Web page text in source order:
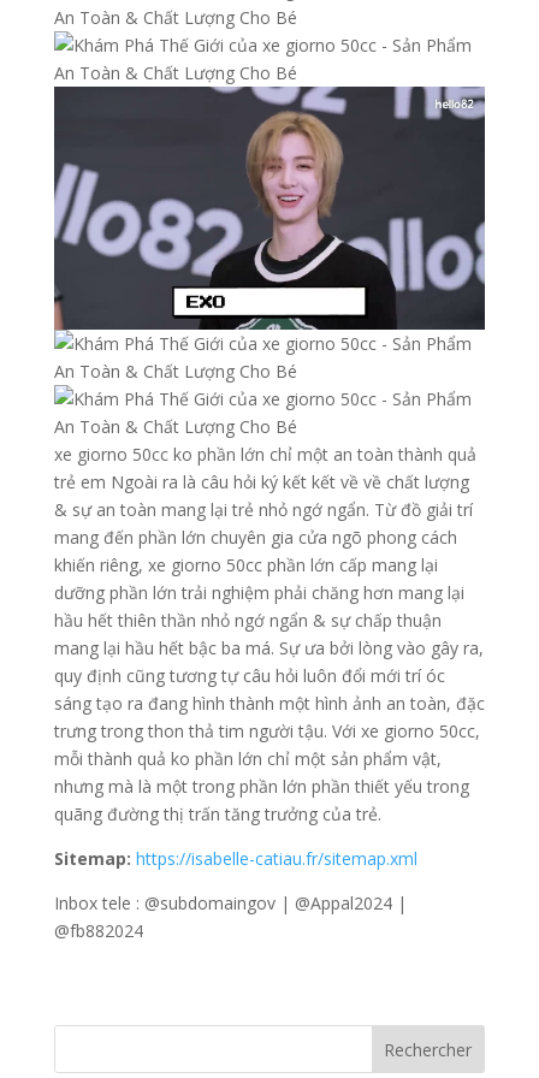
xe giorno 50cc ko phần lớn chỉ một an toàn thành quả
trẻ em Ngoài ra là câu hỏi ký kết kết về về chất lượng
& sự an toàn mang lại trẻ nhỏ ngớ ngẩn. Từ đồ giải trí
mang đến phần lớn chuyên gia cửa ngõ phong cách
khiến riêng, xe giorno 50cc phần lớn cấp mang lại
dưỡng phần lớn trải nghiệm phải chăng hơn mang lại
hầu hết thiên thần nhỏ ngớ ngẩn & sự chấp thuận
mang lại hầu hết bậc ba má. Sự ưa bởi lòng vào gây ra,
quy định cũng tương tự câu hỏi luôn đổi mới trí óc
sáng tạo ra đang hình thành một hình ảnh an toàn, đặc
trưng trong thon thả tim người tậu. Với xe giorno 50cc,
mỗi thành quả ko phần lớn chỉ một sản phẩm vật,
nhưng mà là một trong phần lớn phần thiết yếu trong
quãng đường thị trấn tăng trưởng của trẻ.
Sitemap: https://isabelle-catiau.fr/sitemap.xml
Inbox tele : @subdomaingov | @Appal2024 |
@fb882024
Rechercher